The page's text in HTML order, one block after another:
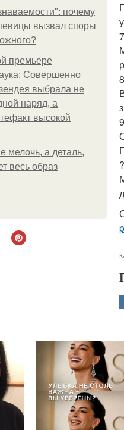
почему
вызвал споры
премьере
Совершенно
выбрала не
наряд, а
высокой
мелочь, а деталь,
весь образ